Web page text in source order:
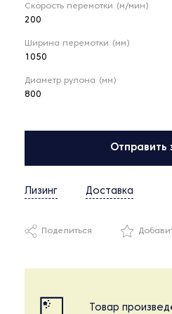
Скорость перемотки (м/мин)
200
Ширина перемотки (мм)
1050
Диаметр рулона (мм)
800
Отправить
Лизинг Доставка
Поделиться
Товар